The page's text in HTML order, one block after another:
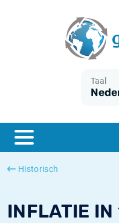
Taal
Historisch
INFLATIE
ESTER
SONIA
Wat is CPI inflatie?
Wat is HICP inflatie?
Nederlandse inflatie - CPI
Amerikaanse inflatie - CPI
Euribor historie
SOFR historie
TONAR historie
Inflatiecalculator